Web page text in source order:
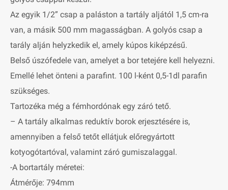
Az egyik 1/2” csap a paláston a tartály aljától 1,5 cm-ra
van, a másik 500 mm magasságban. A golyós csap a
tarály alján helyzkedik el, amely kúpos kiképzésű.
Belső úszófedele van, amelyet a bor tetejére kell helyezni.
Emellé lehet önteni a parafint. 100 l-ként 0,5-1dl parafin
szükséges.
Tartozéka még a fémhordónak egy záró tető.
– A tartály alkalmas reduktív borok erjesztésére is,
amennyiben a felső tetőt ellátjuk előregyártott
kotyogótartóval, valamint záró gumiszalaggal.
-A bortartály méretei:
Átmérője: 794mm